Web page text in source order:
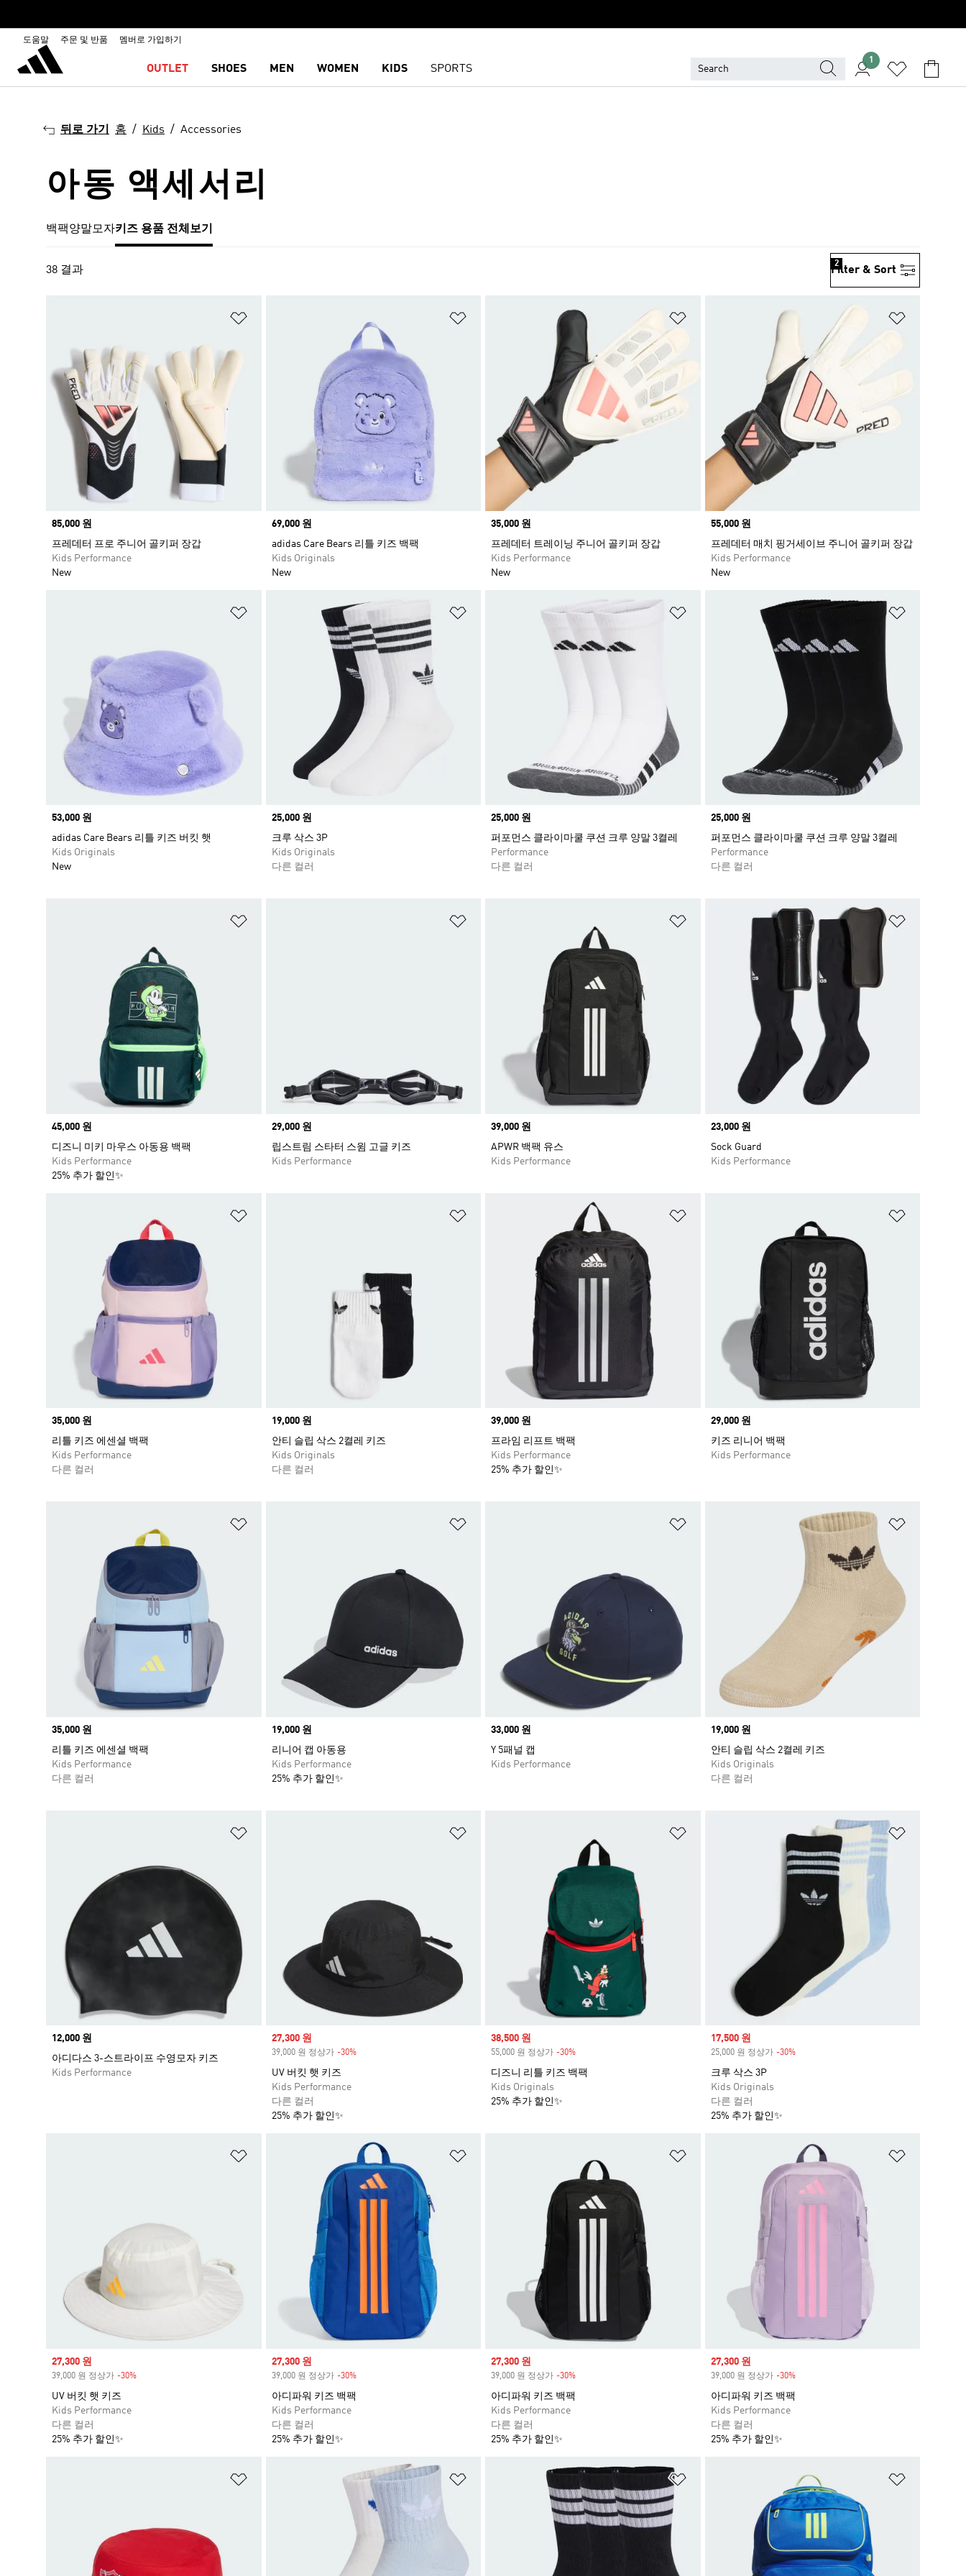
도움말 주문 및 반품 멤버로 가입하기
OUTLET SHOES MEN WOMEN KIDS SPORTS
1
뒤로 가기 홈 Kids Accessories
아동 액세서리
백팩양말모자키즈 용품 전체보기
38 결과 Filter & Sort
2
Price
85,000 원
프레데터 프로 주니어 골키퍼 장갑
Kids Performance
New
Price
69,000 원
adidas Care Bears 리틀 키즈 백팩
Kids Originals
New
Price
35,000 원
프레데터 트레이닝 주니어 골키퍼 장갑
Kids Performance
New
Price
55,000 원
프레데터 매치 핑거세이브 주니어 골키퍼 장갑
Kids Performance
New
위시리스트 담기
Price
53,000 원
adidas Care Bears 리틀 키즈 버킷 햇
Kids Originals
New
위시리스트 담기
Price
25,000 원
크루 삭스 3P
Kids Originals
다른 컬러
위시리스트 담기
Price
25,000 원
퍼포먼스 클라이마쿨 쿠션 크루 양말 3켤레
Performance
다른 컬러
Price
25,000 원
퍼포먼스 클라이마쿨 쿠션 크루 양말 3켤레
Performance
다른 컬러
Price
45,000 원
디즈니 미키 마우스 아동용 백팩
Kids Performance
25% 추가 할인✨
Price
29,000 원
립스트림 스타터 스윔 고글 키즈
Kids Performance
위시리스트 담기
Price
39,000 원
APWR 백팩 유스
Kids Performance
Price
23,000 원
Sock Guard
Kids Performance
Price
35,000 원
리틀 키즈 에센셜 백팩
Kids Performance
다른 컬러
Price
19,000 원
안티 슬립 삭스 2켤레 키즈
Kids Originals
다른 컬러
Price
39,000 원
프라임 리프트 백팩
Kids Performance
25% 추가 할인✨
Price
29,000 원
키즈 리니어 백팩
Kids Performance
Price
35,000 원
리틀 키즈 에센셜 백팩
Kids Performance
다른 컬러
Price
19,000 원
리니어 캡 아동용
Kids Performance
25% 추가 할인✨
Price
33,000 원
Y 5패널 캡
Kids Performance
Price
19,000 원
안티 슬립 삭스 2켤레 키즈
Kids Originals
다른 컬러
Price
12,000 원
아디다스 3-스트라이프 수영모자 키즈
Kids Performance
Sale price
27,300 원
39,000 원 정상가 -30%Discount
UV 버킷 햇 키즈
Kids Performance
다른 컬러
25% 추가 할인✨
Sale price
38,500 원
55,000 원 정상가 -30%
디즈니 리틀 키즈 백팩
Kids Originals
25% 추가 할인✨
Sale price
17,500 원
25,000 원 정상가 -30%Discount
크루 삭스 3P
Kids Originals
다른 컬러
25% 추가 할인✨
Sale price
27,300 원
39,000 원 정상가 -30%
UV 버킷 햇 키즈
Kids Performance
다른 컬러
25% 추가 할인✨
Sale price
27,300 원
39,000 원 정상가 -30%Discount
아디파워 키즈 백팩
Kids Performance
다른 컬러
25% 추가 할인✨
Sale price
27,300 원
39,000 원 정상가 -30%
아디파워 키즈 백팩
Kids Performance
다른 컬러
25% 추가 할인✨
Sale price
27,300 원
39,000 원 정상가 -30%Discount
아디파워 키즈 백팩
Kids Performance
다른 컬러
25% 추가 할인✨
위시리스트 담기